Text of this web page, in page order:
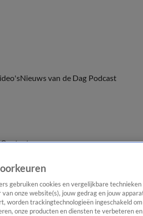
Nieuws van de Dag Podcast
Contact
gebruiken cookies en vergelijkbare
onze website(s), jouw gedrag en jouw
worden trackingtechnologieën ingeschakeld
onze producten en diensten te verbeteren